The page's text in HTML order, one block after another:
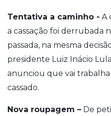
Tentativa a caminho - A
a cassação foi derrubada
passada, na mesma
presidente Luiz Inácio
anunciou que vai
cassado.
Nova roupagem – De